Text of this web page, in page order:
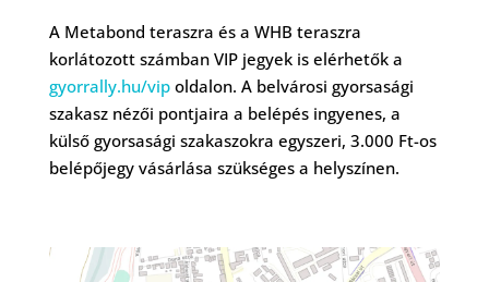
A Metabond teraszra és a WHB teraszra
korlátozott számban VIP jegyek is elérhetők a
gyorrally.hu/vipoldalon. A belvárosi gyorsasági
szakasz nézői pontjaira a belépés ingyenes, a
külső gyorsasági szakaszokra egyszeri, 3.000 Ft-os
belépőjegy vásárlása szükséges a helyszínen.